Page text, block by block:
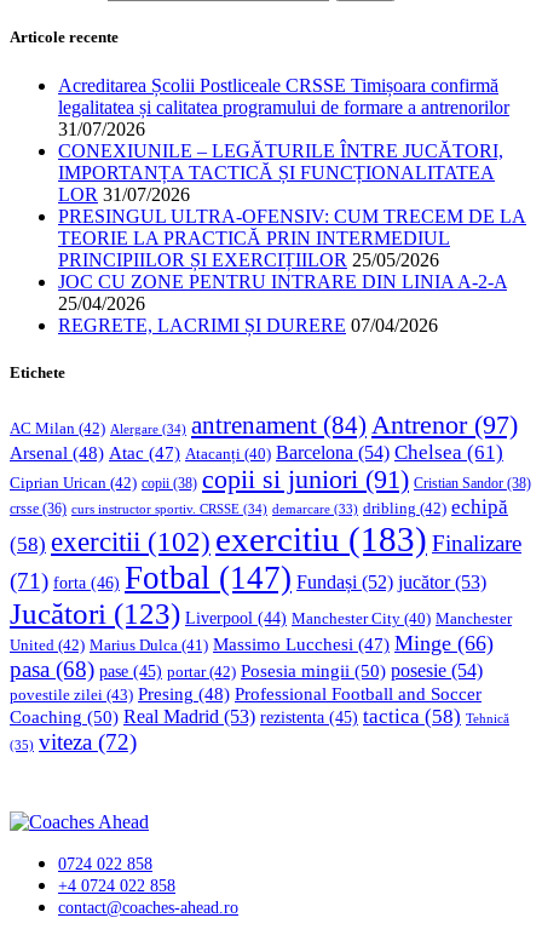
Articole recente
Acreditarea Școlii Postliceale CRSSE Timișoara confirmă
legalitatea și calitatea programului de formare a antrenorilor
31/07/2026
CONEXIUNILE – LEGĂTURILE ÎNTRE JUCĂTORI,
IMPORTANȚA TACTICĂ ȘI FUNCȚIONALITATEA
LOR 31/07/2026
PRESINGUL ULTRA-OFENSIV: CUM TRECEM DE LA
TEORIE LA PRACTICĂ PRIN INTERMEDIUL
PRINCIPIILOR ȘI EXERCIȚIILOR 25/05/2026
JOC CU ZONE PENTRU INTRARE DIN LINIA A-2-A
25/04/2026
REGRETE, LACRIMI ȘI DURERE 07/04/2026
Etichete
AC Milan (42) Alergare (34) antrenament (84) Antrenor(97)
Arsenal (48) Atac (47) Atacanți (40) Barcelona (54) Chelsea (61)
Ciprian Urican (42) copii (38) copii si juniori (91) Cristian Sandor (38)
crsse (36) curs instructor sportiv. CRSSE (34) demarcare (33) dribling (42) echipă
(58) exercitii (102) exercitiu (183) Finalizare
(71) forta (46) Fotbal (147) Fundași (52) jucător(53)
Jucători (123) Liverpool (44) Manchester City (40) Manchester
United (42) Marius Dulca (41) Massimo Lucchesi (47) Minge (66)
pasa (68) pase (45) portar(42) Posesia mingii (50) posesie (54)
povestile zilei (43) Presing (48) Professional Football and Soccer
Coaching (50) Real Madrid (53) rezistenta (45) tactica (58) Tehnică
(35) viteza (72)
0724 022 858
+4 0724 022 858
contact@coaches-ahead.ro